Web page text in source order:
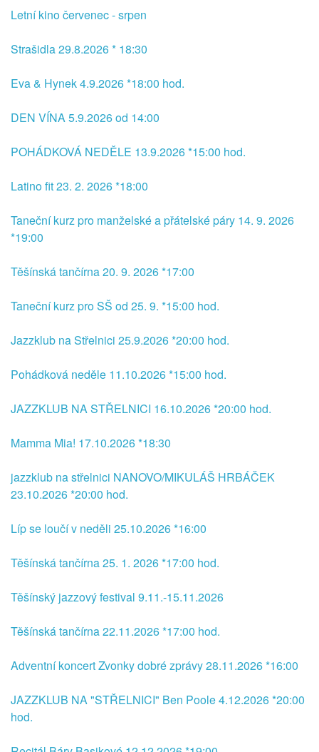
Letní kino červenec - srpen
Strašidla 29.8.2026 * 18:30
Eva & Hynek 4.9.2026 *18:00 hod.
DEN VÍNA 5.9.2026 od 14:00
POHÁDKOVÁ NEDĚLE 13.9.2026 *15:00 hod.
Latino fit 23. 2. 2026 *18:00
Taneční kurz pro manželské a přátelské páry 14. 9. 2026
*19:00
Těšínská tančírna 20. 9. 2026 *17:00
Taneční kurz pro SŠ od 25. 9. *15:00 hod.
Jazzklub na Střelnici 25.9.2026 *20:00 hod.
Pohádková neděle 11.10.2026 *15:00 hod.
JAZZKLUB NA STŘELNICI 16.10.2026 *20:00 hod.
Mamma Mia! 17.10.2026 *18:30
jazzklub na střelnici NANOVO/MIKULÁŠ HRBÁČEK
23.10.2026 *20:00 hod.
Líp se loučí v neděli 25.10.2026 *16:00
Těšínská tančírna 25. 1. 2026 *17:00 hod.
Těšínský jazzový festival 9.11.-15.11.2026
Těšínská tančírna 22.11.2026 *17:00 hod.
Adventní koncert Zvonky dobré zprávy 28.11.2026 *16:00
JAZZKLUB NA "STŘELNICI" Ben Poole 4.12.2026 *20:00
hod.